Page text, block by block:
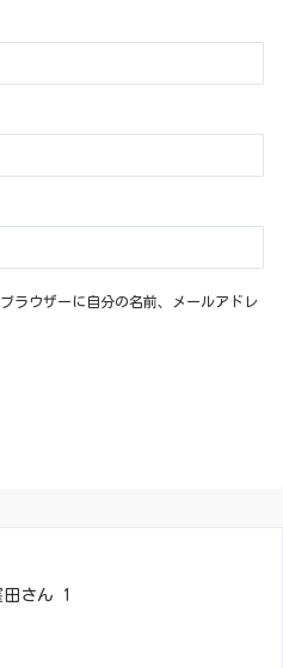
ラウザーに自分の名前、メールアドレ
さん 1